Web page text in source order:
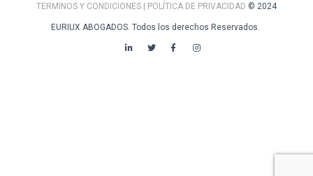
TERMINOS Y CONDICIONES | POLÍTICA DE PRIVACIDAD © 2024
EURIUX ABOGADOS. Todos los derechos Reservados.